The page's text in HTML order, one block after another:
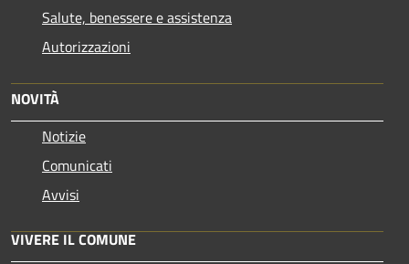
Salute, benessere e assistenza
Autorizzazioni
NOVITÀ
Notizie
Comunicati
Avvisi
VIVERE IL COMUNE